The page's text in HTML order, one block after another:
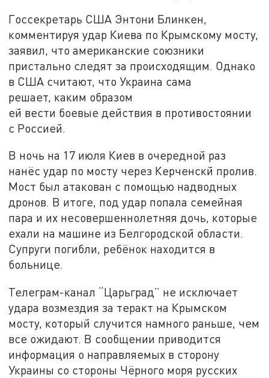
Госсекретарь США Энтони Блинкен,
комментируя удар Киева по Крымскому мосту,
заявил, что американские союзники
пристально следят за происходящим. Однако
в США считают, что Украина сама
решает, каким образом
ей вести боевые действия в противостоянии
с Россией.
В ночь на 17 июля Киев в очередной раз
нанёс удар по мосту через Керченскй пролив.
Мост был атакован с помощью надводных
дронов. В итоге, под удар попала семейная
пара и их несовершеннолетняя дочь, которые
ехали на машине из Белгородской области.
Супруги погибли, ребёнок находится в
больнице.
Телеграм-канал “Царьград” не исключает
удара возмездия за теракт на Крымском
мосту, который случится намного раньше, чем
все ожидают. В сообщении приводится
информация о направляемых в сторону
Украины со стороны Чёрного моря русских